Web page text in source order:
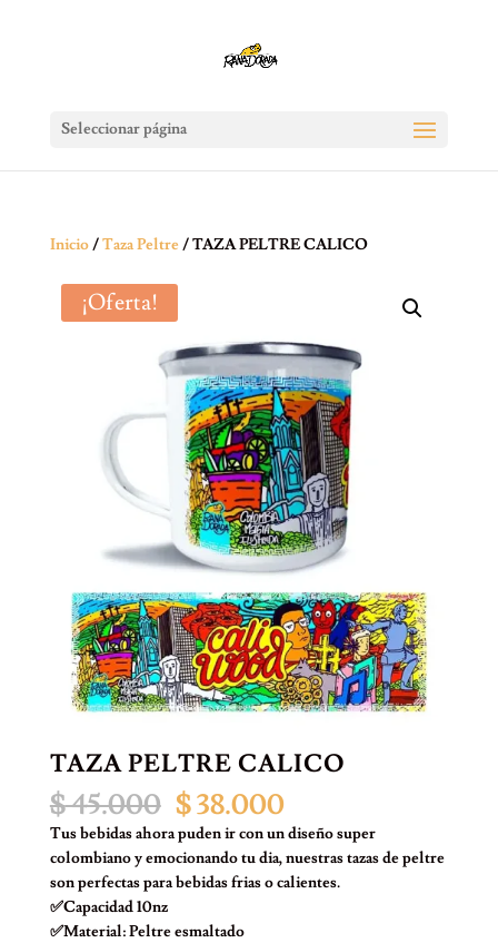
Seleccionar página
Inicio/Taza Peltre/ TAZA PELTRE CALICO
¡Oferta!
TAZA PELTRE CALICO
$45.000 El
precio
original
era:
$ 45.000.
$38.000El
precio
actual
es:
$ 38.000.
Tus bebidas ahora puden ir con un diseño super
colombiano y emocionando tu dia, nuestras tazas de peltre
son perfectas para bebidas frias o calientes.
✅Capacidad 10nz
✅Material: Peltre esmaltado